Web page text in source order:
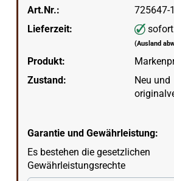
Art.Nr.:
725647-
Lieferzeit:
(Ausland
Produkt:
Zustand:
Neu und
Garantie und Gewährleistung:
Es bestehen die gesetzlichen
Gewährleistungsrechte